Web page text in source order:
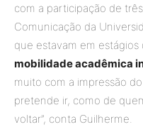
com a participação de
Comunicação da
que estavam em
mobilidade acadêmica
muito com a impressão
pretende ir, como de
voltar”, conta Guilherme.